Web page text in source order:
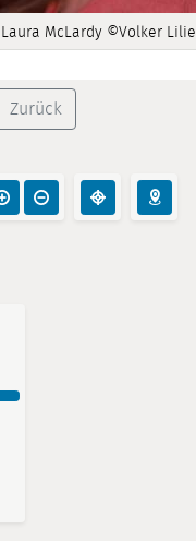
Laura McLardy ©Volker Lilie
Zurück